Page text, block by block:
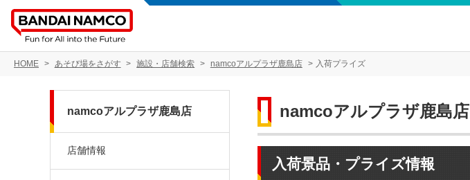
HOME あそび場をさがす 施設・店舗検索 namcoアルプラザ鹿島店 入荷プライズ
namcoアルプラザ鹿島店
入荷景品・プライズ情報
namcoアルプラザ鹿島店
店舗情報